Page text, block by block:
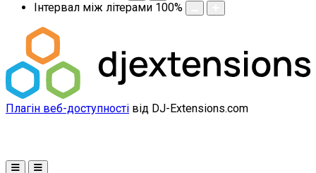
Інтервал між літерами 100%
Плагін веб-доступності від DJ-Extensions.com